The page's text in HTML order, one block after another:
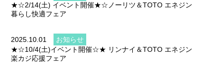
★☆2/14(土) イベント開催★☆ノーリツ＆TOTO エネジン
暮らし快適フェア
2025.10.01
お知らせ
★☆10/4(土)イベント開催☆★ リンナイ＆TOTO エネジン
楽カジ応援フェア